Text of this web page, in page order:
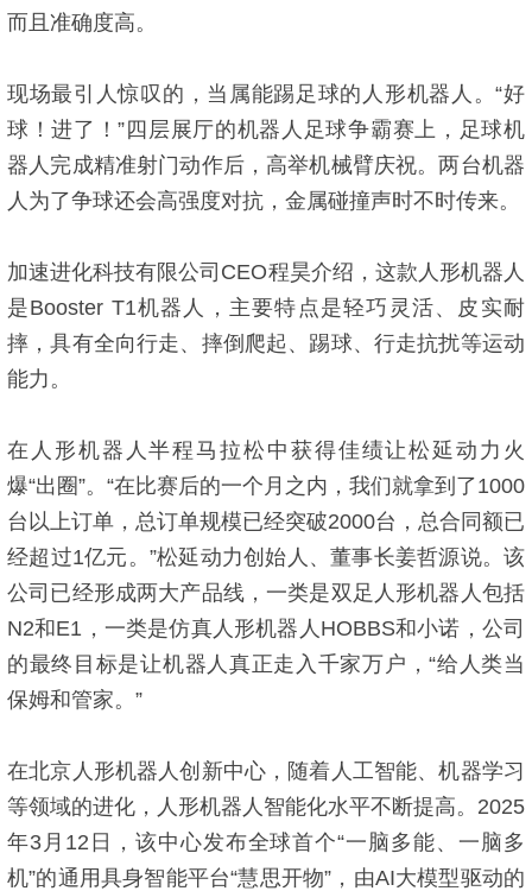
而且准确度高。
现场最引人惊叹的，当属能踢足球的人形机器人。“好
球！进了！”四层展厅的机器人足球争霸赛上，足球机
器人完成精准射门动作后，高举机械臂庆祝。两台机器
人为了争球还会高强度对抗，金属碰撞声时不时传来。
加速进化科技有限公司CEO程昊介绍，这款人形机器人
是Booster T1机器人，主要特点是轻巧灵活、皮实耐
摔，具有全向行走、摔倒爬起、踢球、行走抗扰等运动
能力。
在人形机器人半程马拉松中获得佳绩让松延动力火
爆“出圈”。“在比赛后的一个月之内，我们就拿到了1000
台以上订单，总订单规模已经突破2000台，总合同额已
经超过1亿元。”松延动力创始人、董事长姜哲源说。该
公司已经形成两大产品线，一类是双足人形机器人包括
N2和E1，一类是仿真人形机器人HOBBS和小诺，公司
的最终目标是让机器人真正走入千家万户，“给人类当
保姆和管家。”
在北京人形机器人创新中心，随着人工智能、机器学习
等领域的进化，人形机器人智能化水平不断提高。2025
年3月12日，该中心发布全球首个“一脑多能、一脑多
机”的通用具身智能平台“慧思开物”，由AI大模型驱动的